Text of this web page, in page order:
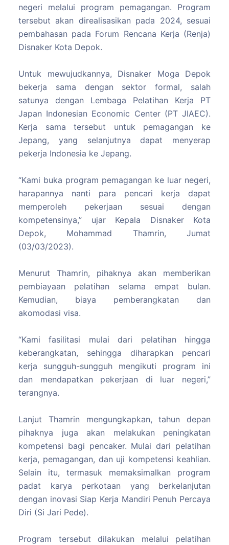
negeri melalui program pemagangan. Program
tersebut akan direalisasikan pada 2024, sesuai
pembahasan pada Forum Rencana Kerja (Renja)
Disnaker Kota Depok.
Untuk mewujudkannya, Disnaker Moga Depok
bekerja sama dengan sektor formal, salah
satunya dengan Lembaga Pelatihan Kerja PT
Japan Indonesian Economic Center (PT JIAEC).
Kerja sama tersebut untuk pemagangan ke
Jepang, yang selanjutnya dapat menyerap
pekerja Indonesia ke Jepang.
“Kami buka program pemagangan ke luar negeri,
harapannya nanti para pencari kerja dapat
memperoleh pekerjaan sesuai dengan
kompetensinya,” ujar Kepala Disnaker Kota
Depok, Mohammad Thamrin, Jumat
(03/03/2023).
Menurut Thamrin, pihaknya akan memberikan
pembiayaan pelatihan selama empat bulan.
Kemudian, biaya pemberangkatan dan
akomodasi visa.
“Kami fasilitasi mulai dari pelatihan hingga
keberangkatan, sehingga diharapkan pencari
kerja sungguh-sungguh mengikuti program ini
dan mendapatkan pekerjaan di luar negeri,”
terangnya.
Lanjut Thamrin mengungkapkan, tahun depan
pihaknya juga akan melakukan peningkatan
kompetensi bagi pencaker. Mulai dari pelatihan
kerja, pemagangan, dan uji kompetensi keahlian.
Selain itu, termasuk memaksimalkan program
padat karya perkotaan yang berkelanjutan
dengan inovasi Siap Kerja Mandiri Penuh Percaya
Diri (Si Jari Pede).
Program tersebut dilakukan melalui pelatihan